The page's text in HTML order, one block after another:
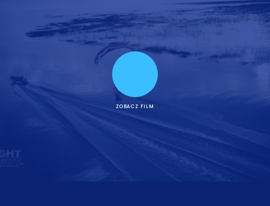
ZOBACZ FILM